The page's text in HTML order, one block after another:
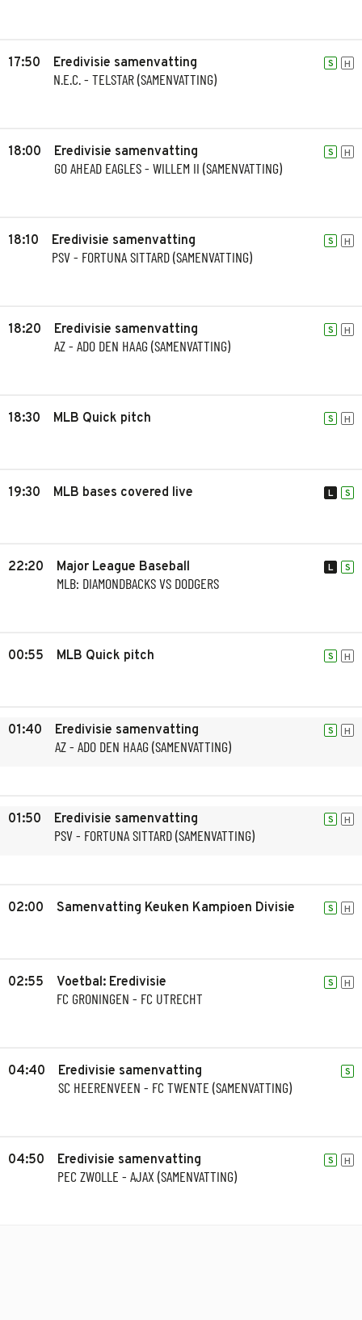
17:50 Eredivisie samenvatting
N.E.C. - TELSTAR (SAMENVATTING)
S H
18:00 Eredivisie samenvatting
GO AHEAD EAGLES - WILLEM II (SAMENVATTING)
S H
18:10 Eredivisie samenvatting
PSV - FORTUNA SITTARD (SAMENVATTING)
S H
18:20 Eredivisie samenvatting
AZ - ADO DEN HAAG (SAMENVATTING)
S H
18:30 MLB Quick pitch S H
19:30 MLB bases covered live L S
22:20 Major League Baseball
MLB: DIAMONDBACKS VS DODGERS
L S
00:55 MLB Quick pitch S H
01:40 Eredivisie samenvatting
AZ - ADO DEN HAAG (SAMENVATTING)
S H
01:50 Eredivisie samenvatting
PSV - FORTUNA SITTARD (SAMENVATTING)
S H
02:00 Samenvatting Keuken Kampioen Divisie S H
02:55 Voetbal: Eredivisie
FC GRONINGEN - FC UTRECHT
S H
04:40 Eredivisie samenvatting
SC HEERENVEEN - FC TWENTE (SAMENVATTING)
S
04:50 Eredivisie samenvatting
PEC ZWOLLE - AJAX (SAMENVATTING)
S H